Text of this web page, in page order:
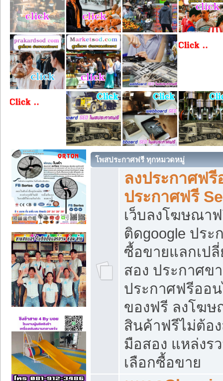
โพสประกาศฟรี ทุกหมวดหมู่
ลงประกาศฟ
ประกาศฟรี
เว็บลงโฆษณา
ติดgoogle ปร
ซื้อขายแลกเป
สอง ประกาศข
ประกาศฟรีออ
ของฟรี ลงโฆ
สินค้าฟรีไม่ต้อ
มือสอง แหล่งร
เลือกซื้อขาย